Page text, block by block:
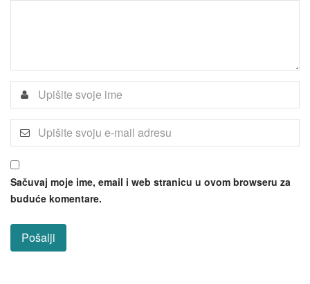
Sačuvaj moje ime, email i web stranicu u ovom browseru za
buduće komentare.